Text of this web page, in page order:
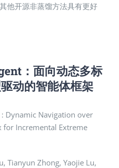
他开源非蒸馏方法具有更好
：面向动态多标
动的智能体框架
: Dynamic Navigation over
for Incremental Extreme
Tianyun Zhong, Yaojie Lu,